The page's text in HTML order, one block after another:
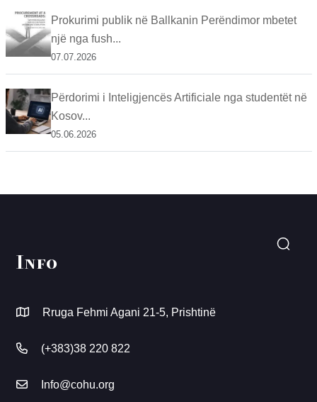
Prokurimi publik në Ballkanin Perëndimor mbetet
një nga fush...
07.07.2026
Përdorimi i Inteligjencës Artificiale nga studentët në
Kosov...
05.06.2026
Info
Rruga Fehmi Agani 21-5, Prishtinë
(+383)38 220 822
Info@cohu.org